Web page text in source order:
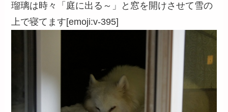
瑠璃は時々「庭に出る～」と窓を開けさせて雪の
上で寝てます[emoji:v-395]